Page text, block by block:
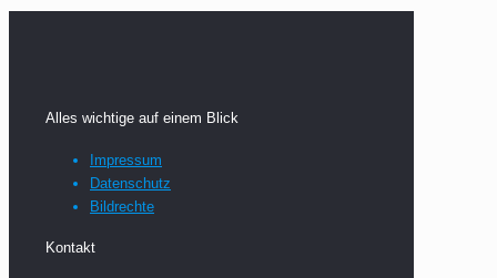
Alles wichtige auf einem Blick
Impressum
Datenschutz
Bildrechte
Kontakt